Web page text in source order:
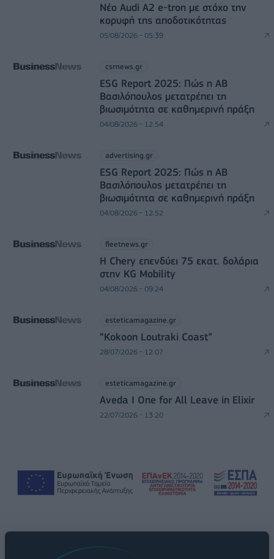
Νέο Audi A2 e-tron με στόχο την
κορυφή της αποδοτικότητας
05/08/2026 - 05:39
csrnews.gr
ESG Report 2025: Πώς η ΑΒ
Βασιλόπουλος μετατρέπει τη
βιωσιμότητα σε καθημερινή πράξη
04/08/2026 - 12:54
advertising.gr
ESG Report 2025: Πώς η ΑΒ
Βασιλόπουλος μετατρέπει τη
βιωσιμότητα σε καθημερινή πράξη
04/08/2026 - 12:52
fleetnews.gr
Η Chery επενδύει 75 εκατ. δολάρια
στην KG Mobility
04/08/2026 - 09:24
esteticamagazine.gr
“Kokoon Loutraki Coast”
28/07/2026 - 12:07
esteticamagazine.gr
Aveda I One for All Leave in Elixir
22/07/2026 - 13:20